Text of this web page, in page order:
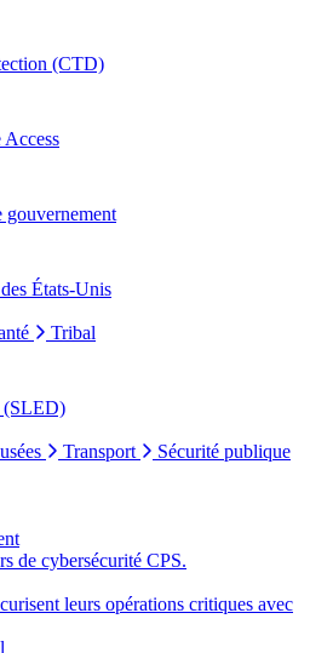
(CTD)
États-Unis
Tribal
(SLED)
Transport Sécurité publique
de cybersécurité CPS.
leurs opérations critiques avec